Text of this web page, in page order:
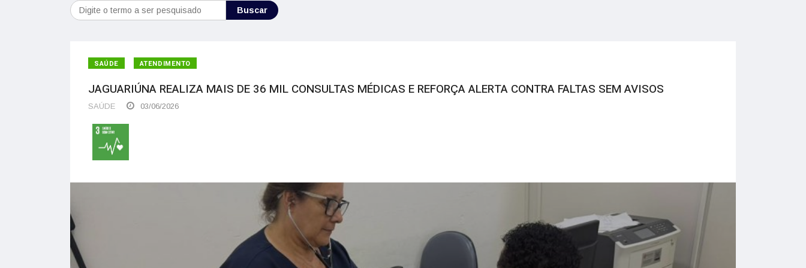
Buscar
SAÚDE ATENDIMENTO
JAGUARIÚNA REALIZA MAIS DE 36 MIL CONSULTAS MÉDICAS E REFORÇA ALERTA CONTRA FALTAS SEM AVISOS
SAÚDE 03/06/2026